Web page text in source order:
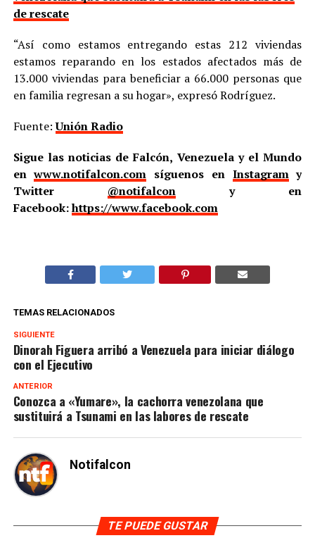
de rescate
“Así como estamos entregando estas 212 viviendas
estamos reparando en los estados afectados más de
13.000 viviendas para beneficiar a 66.000 personas que
en familia regresan a su hogar», expresó Rodríguez.
Fuente:Unión Radio
Sigue las noticias de Falcón, Venezuela y el Mundo
enwww.notifalcon.com síguenos en Instagramy
Twitter @notifalcony en
Facebook:https://www.facebook.com
TEMAS RELACIONADOS
SIGUIENTE
Dinorah Figuera arribó a Venezuela para iniciar diálogo
con el Ejecutivo
ANTERIOR
Conozca a «Yumare», la cachorra venezolana que
sustituirá a Tsunami en las labores de rescate
Notifalcon
TE PUEDE GUSTAR